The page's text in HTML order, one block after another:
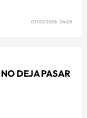
07/02/2006 04:08
DEJA PASAR